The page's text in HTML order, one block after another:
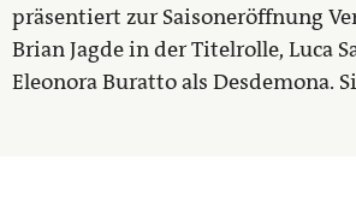
präsentiert zur Saisoneröffnung
Brian Jagde in der Titelrolle, Luca
Eleonora Buratto als Desdemona.